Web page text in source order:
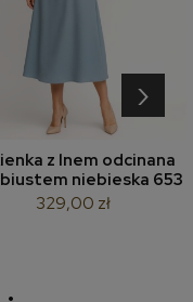
z lnem odcinana
niebieska 653
329,00 zł
›